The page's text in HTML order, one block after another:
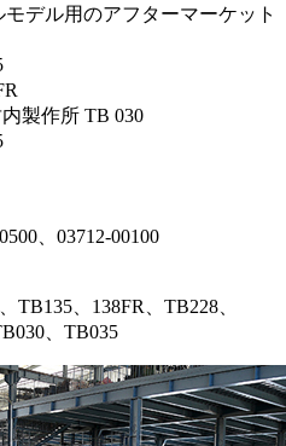
デル用のアフターマーケット
製作所 TB 030
、03712-00100
TB135、138FR、TB228、
、TB035